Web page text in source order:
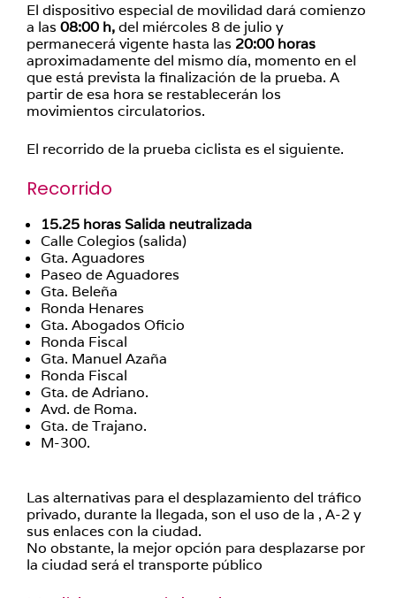
El dispositivo especial de movilidad dará comienzo
a las 08:00 h,del miércoles 8 de julio y
permanecerá vigente hasta las 20:00 horas
aproximadamente del mismo día, momento en el
que está prevista la finalización de la prueba. A
partir de esa hora se restablecerán los
movimientos circulatorios.
El recorrido de la prueba ciclista es el siguiente.
Recorrido
15.25 horas Salida neutralizada
Calle Colegios (salida)
Gta. Aguadores
Paseo de Aguadores
Gta. Beleña
Ronda Henares
Gta. Abogados Oficio
Ronda Fiscal
Gta. Manuel Azaña
Ronda Fiscal
Gta. de Adriano.
Avd. de Roma.
Gta. de Trajano.
M-300.
Las alternativas para el desplazamiento del tráfico
privado, durante la llegada, son el uso de la , A-2 y
sus enlaces con la ciudad.
No obstante, la mejor opción para desplazarse por
la ciudad será el transporte público